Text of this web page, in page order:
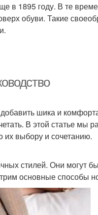
в 1895 году. В те
обуви. Такие
шика и
В этой статье мы
их выбору и сочетанию.
стилей. Они могут
основные способы